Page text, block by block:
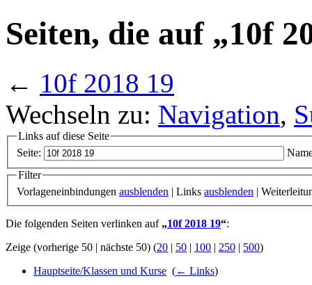
Seiten, die auf „10f
← 10f 2018 19
Wechseln zu: Navigation,
Links auf diese Seite
Seite:
Filter
Vorlageneinbindungen ausblenden | Links ausblenden |
Die folgenden Seiten verlinken auf „10f 2018 19“:
Zeige (vorherige 50 | nächste 50) (20 | 50 | 100 | 250 | 500)
Hauptseite/Klassen und Kurse (← Links)